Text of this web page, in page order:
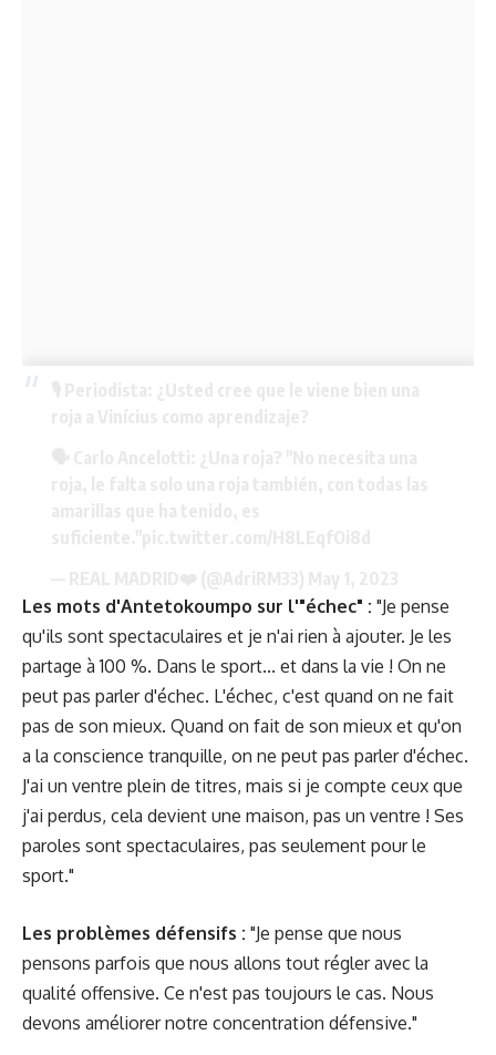
Les mots d'Antetokoumpo sur l'"échec" : "Je pense
qu'ils sont spectaculaires et je n'ai rien à ajouter. Je les
partage à 100 %. Dans le sport... et dans la vie ! On ne
peut pas parler d'échec. L'échec, c'est quand on ne fait
pas de son mieux. Quand on fait de son mieux et qu'on
a la conscience tranquille, on ne peut pas parler d'échec.
J'ai un ventre plein de titres, mais si je compte ceux que
j'ai perdus, cela devient une maison, pas un ventre ! Ses
paroles sont spectaculaires, pas seulement pour le
sport."
Les problèmes défensifs : "Je pense que nous
pensons parfois que nous allons tout régler avec la
qualité offensive. Ce n'est pas toujours le cas. Nous
devons améliorer notre concentration défensive."